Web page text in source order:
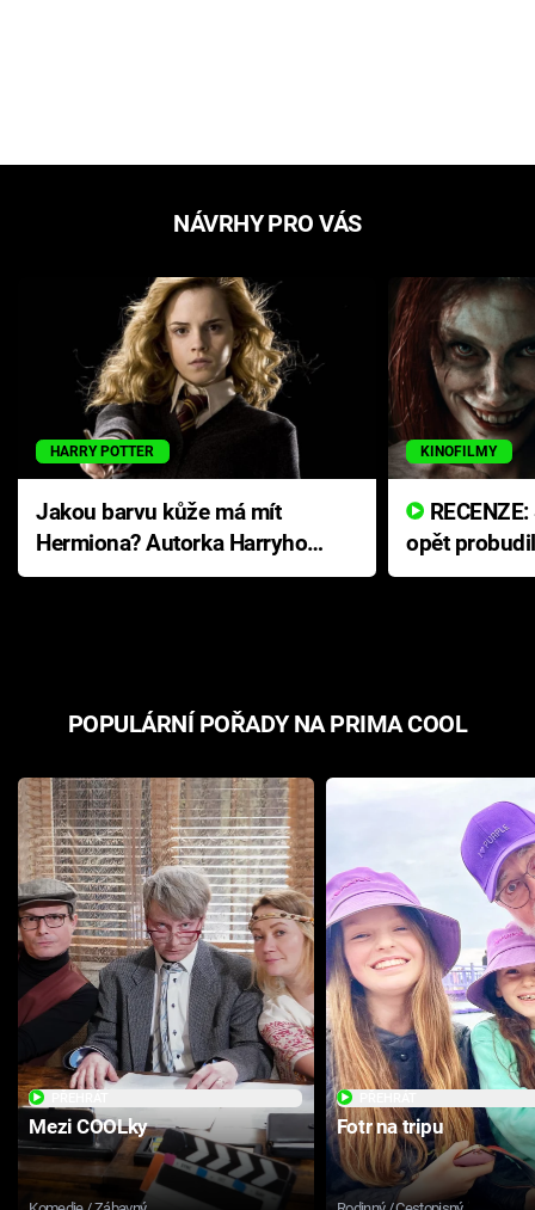
NÁVRHY PRO VÁS
HARRY POTTER
Jakou barvu kůže má mít
Hermiona? Autorka Harryho
Pottera přišla s ráznou
KINOFILMY
opět
přichází s
POPULÁRNÍ POŘADY NA PRIMA COOL
Mezi COOLky Fotr na tripu